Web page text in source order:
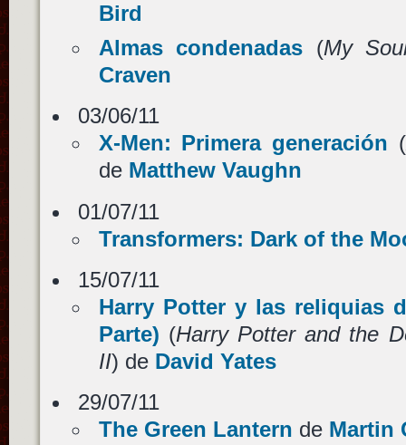
Bird
Almas condenadas (My
Craven
03/06/11
X-Men: Primera generación (
de Matthew Vaughn
01/07/11
Transformers: Dark of the
15/07/11
Harry Potter y las reliquias
Parte) (Harry Potter and the
II) de David Yates
29/07/11
The Green Lantern de Martin